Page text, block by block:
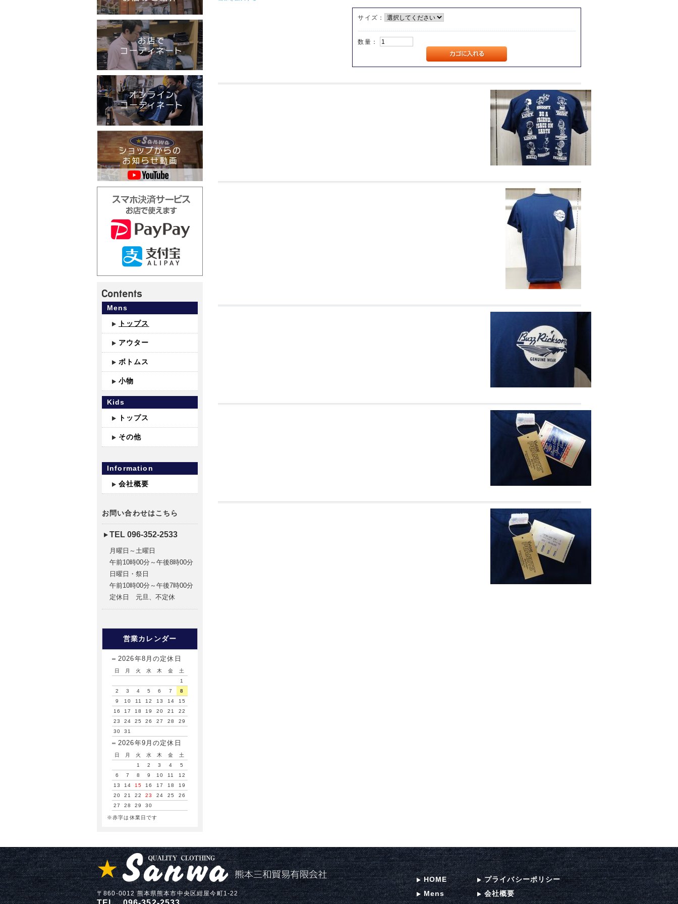
Mens
トップス
アウター
ボトムス
小物
Kids
トップス
その他
Information
会社概要
お問い合わせはこちら
TEL 096-352-2533
月曜日～土曜日
午前10時00分～午後8時00分
日曜日・祭日
午前10時00分～午後7時00分
定休日 元旦、不定休
営業カレンダー
2026年8月の定休日
日 月 火 水 木 金
土
1
2
3 4 5 6 7
8
9
10 11 12 13 14
15
16
17 18 19 20 21
22
23
24 25 26 27 28
29
30
31
2026年9月の定休日
日 月 火 水 木 金
土
1
2 3 4
5
6
7 8 9 10 11
12
13
14 15 16 17 18
19
20
21 22 23 24 25
26
27
28 29 30
※赤字は休業日です
サイズ：
数量：
〒860-0012 熊本県熊本市中央区紺屋今町1-22
HOME
Mens
プライバシーポリシー
会社概要